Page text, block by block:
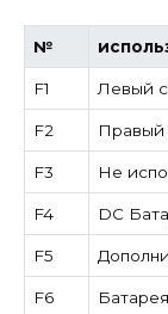
№
F1 Левый
F2 Правый
F3 Не
F4 DC
F5
F6